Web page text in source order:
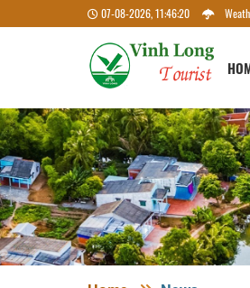
07-08-2026, 11:46:22